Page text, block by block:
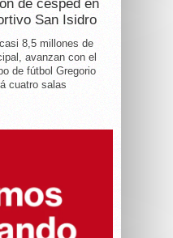
de césped en
San Isidro
8,5 millones de
avanzan con el
de fútbol Gregorio
cuatro salas